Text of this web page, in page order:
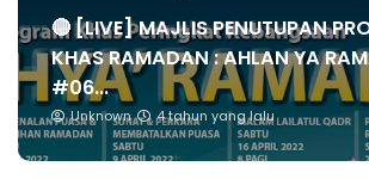
🔴 [LIVE] MAJLIS PENUTUPAN
KHAS RAMADAN : AHLAN YA
#06...
Unknown 4 tahun yang lalu